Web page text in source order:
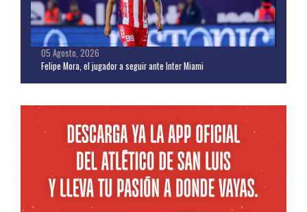
05 Agosto, 2026
Felipe Mora, el jugador a seguir ante Inter Miami